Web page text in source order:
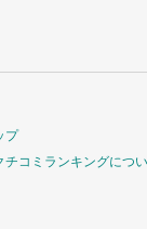
プ
チコミランキングにつ